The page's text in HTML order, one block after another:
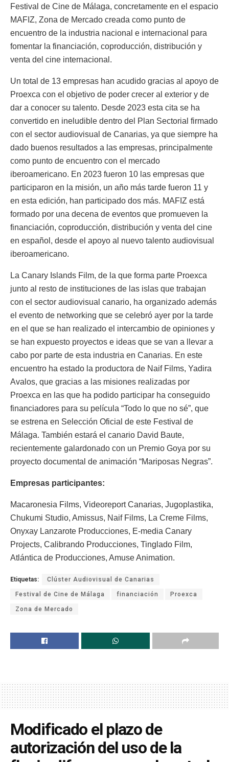
Festival de Cine de Málaga, concretamente en el espacio
MAFIZ, Zona de Mercado creada como punto de
encuentro de la industria nacional e internacional para
fomentar la financiación, coproducción, distribución y
venta del cine internacional.
Un total de 13 empresas han acudido gracias al apoyo de
Proexca con el objetivo de poder crecer al exterior y de
dar a conocer su talento. Desde 2023 esta cita se ha
convertido en ineludible dentro del Plan Sectorial firmado
con el sector audiovisual de Canarias, ya que siempre ha
dado buenos resultados a las empresas, principalmente
como punto de encuentro con el mercado
iberoamericano. En 2023 fueron 10 las empresas que
participaron en la misión, un año más tarde fueron 11 y
en esta edición, han participado dos más. MAFIZ está
formado por una decena de eventos que promueven la
financiación, coproducción, distribución y venta del cine
en español, desde el apoyo al nuevo talento audiovisual
iberoamericano.
La Canary Islands Film, de la que forma parte Proexca
junto al resto de instituciones de las islas que trabajan
con el sector audiovisual canario, ha organizado además
el evento de networking que se celebró ayer por la tarde
en el que se han realizado el intercambio de opiniones y
se han expuesto proyectos e ideas que se van a llevar a
cabo por parte de esta industria en Canarias. En este
encuentro ha estado la productora de Naif Films, Yadira
Avalos, que gracias a las misiones realizadas por
Proexca en las que ha podido participar ha conseguido
financiadores para su película “Todo lo que no sé”, que
se estrena en Selección Oficial de este Festival de
Málaga. También estará el canario David Baute,
recientemente galardonado con un Premio Goya por su
proyecto documental de animación “Mariposas Negras”.
Empresas participantes:
Macaronesia Films, Videoreport Canarias, Jugoplastika,
Chukumi Studio, Amissus, Naif Films, La Creme Films,
Onyxay Lanzarote Producciones, E-media Canary
Projects, Calibrando Producciones, Tinglado Film,
Atlántica de Producciones, Amuse Animation.
Etiquetas: Clúster Audiovisual de Canarias
Festival de Cine de Málaga financiación Proexca
Zona de Mercado
Modificado el plazo de
autorización del uso de la